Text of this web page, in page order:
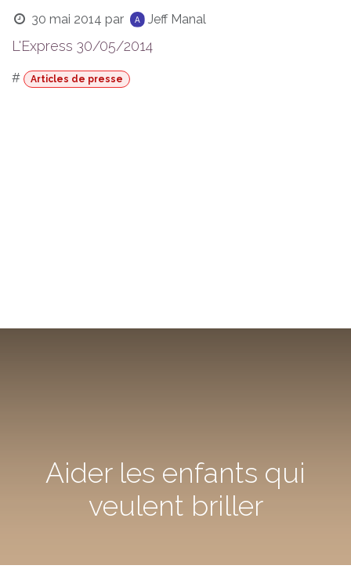
30 mai 2014 par Jeff Manal
L'Express 30/05/2014
# Articles de presse
Aider les enfants qui
veulent briller